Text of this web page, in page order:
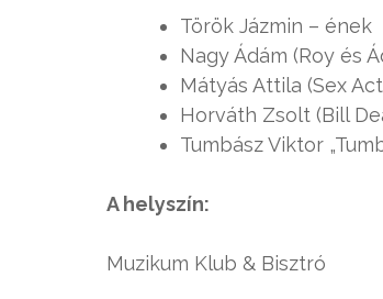
Török Jázmin – ének
Nagy Ádám (Roy és
Mátyás Attila (Sex
Horváth Zsolt (Bill
Tumbász Viktor
A helyszín:
Muzikum Klub & Bisztró